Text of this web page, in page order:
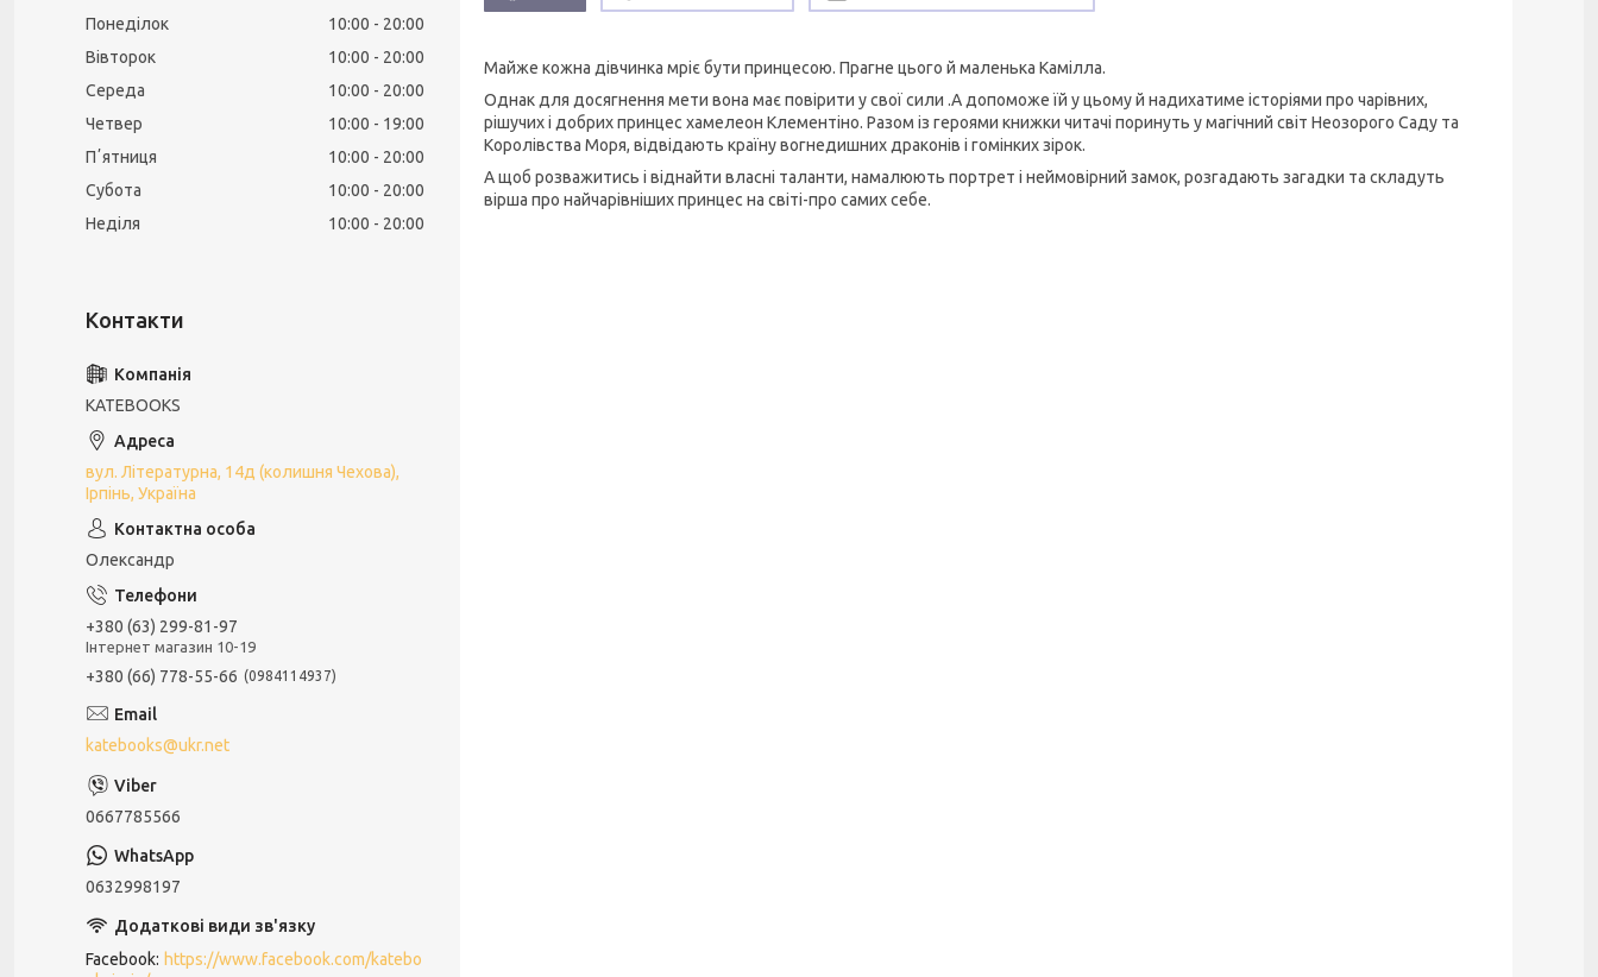
Майже кожна дівчинка мріє бути принцесою. Прагне цього й маленька Камілла.
Однак для досягнення мети вона має повірити у свої сили .А допоможе їй у цьому й надихатиме історіями про чарівних,
рішучих і добрих принцес хамелеон Клементіно. Разом із героями книжки читачі поринуть у магічний світ Неозорого Саду та
Королівства Моря, відвідають країну вогнедишних драконів і гомінких зірок.
А щоб розважитись і віднайти власні таланти, намалюють портрет і неймовірний замок, розгадають загадки та складуть
вірша про найчарівніших принцес на світі-про самих себе.
Понеділок 10:00
20:00
Вівторок
10:00
20:00
Середа
10:00
20:00
Четвер
10:00
19:00
Пʼятниця
10:00
20:00
Субота
10:00
20:00
Неділя
10:00 20:00
KATEBOOKS
вул. Літературна, 14д (колишня Чехова),
Ірпінь, Україна
Олександр
+380 (63) 299-81-97
Інтернет магазин 10-19
+380 (66) 778-55-66 0984114937
katebooks@ukr.net
0667785566
0632998197
Facebook https://www.facebook.com/katebo